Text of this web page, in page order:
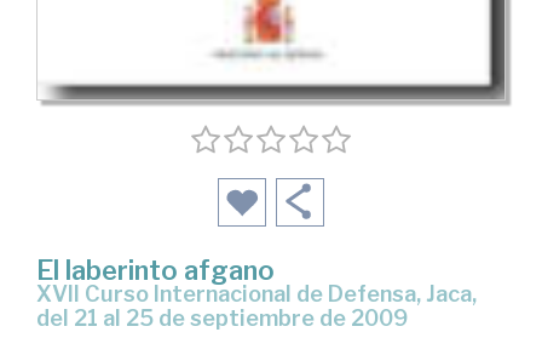
El laberinto afgano
XVII Curso Internacional de Defensa, Jaca,
del 21 al 25 de septiembre de 2009